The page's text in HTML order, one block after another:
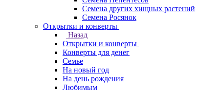
Семена других хищных растений
Семена Росянок
Открытки и конверты
Назад
Открытки и конверты
Конверты для денег
Семье
На новый год
На день рождения
Любимым